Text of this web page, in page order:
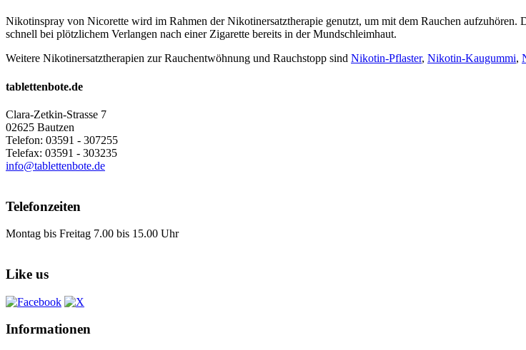
Nikotinspray von Nicorette wird im Rahmen der Nikotinersatztherapie genutzt, um mit dem Rauchen
schnell bei plötzlichem Verlangen nach einer Zigarette bereits in der Mundschleimhaut.
Weitere Nikotinersatztherapien zur Rauchentwöhnung und Rauchstopp sind Nikotin-Pflaster, Nikotin-Kaugummi,
tablettenbote.de
Clara-Zetkin-Strasse 7
02625 Bautzen
Telefon: 03591 - 307255
Telefax: 03591 - 303235
info@tablettenbote.de
Telefonzeiten
Montag bis Freitag 7.00 bis 15.00 Uhr
Like us
Informationen